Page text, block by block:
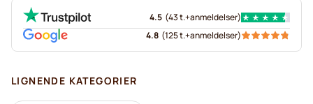
4.5 (43 t.+anmeldelser)
4.8 (125 t.+anmeldelser)
LIGNENDE KATEGORIER